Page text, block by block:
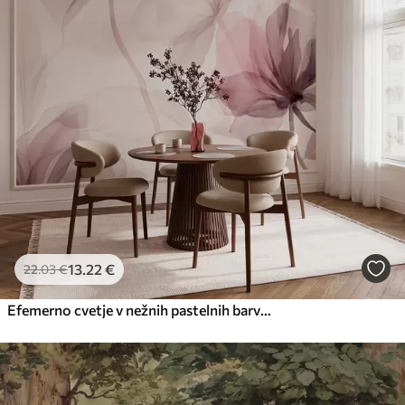
22.03€13 .22 €